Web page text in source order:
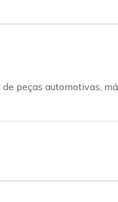
peças automotivas,